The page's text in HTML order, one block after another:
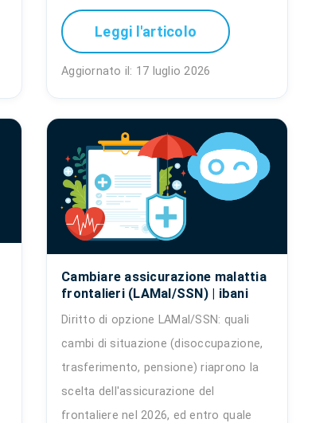
Leggi l'articolo
Aggiornato il: 17 luglio 2026
Cambiare assicurazione malattia
frontalieri (LAMal/SSN) | ibani
Diritto di opzione LAMal/SSN: quali
cambi di situazione (disoccupazione,
trasferimento, pensione) riaprono la
scelta dell'assicurazione del
frontaliere nel 2026, ed entro quale